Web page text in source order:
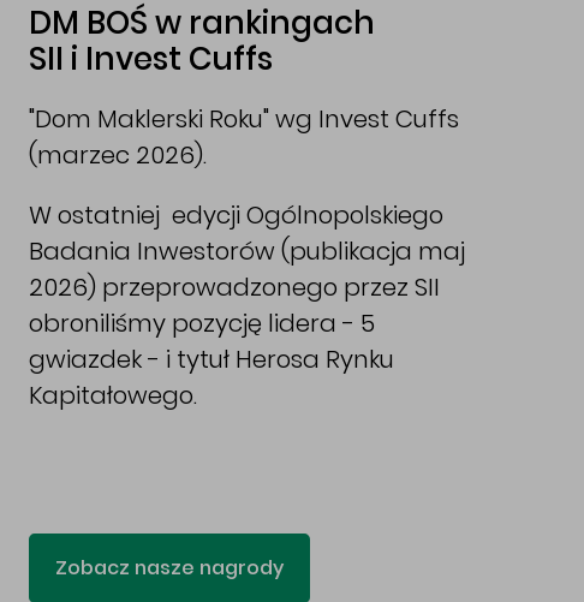
DM BOŚ w rankingach
SII i Invest Cuffs
"Dom Maklerski Roku" wg Invest Cuffs
(marzec 2026).
W ostatniej edycji Ogólnopolskiego
Badania Inwestorów (publikacja maj
2026) przeprowadzonego przez SII
obroniliśmy pozycję lidera - 5
gwiazdek - i tytuł Herosa Rynku
Kapitałowego.
Zobacz nasze nagrody